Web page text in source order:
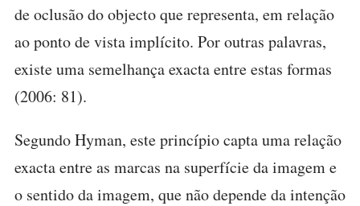
de oclusão do objecto que representa, em relação
ao ponto de vista implícito. Por outras palavras,
existe uma semelhança exacta entre estas formas
(2006: 81).
Segundo Hyman, este princípio capta uma relação
exacta entre as marcas na superfície da imagem e
o sentido da imagem, que não depende da intenção